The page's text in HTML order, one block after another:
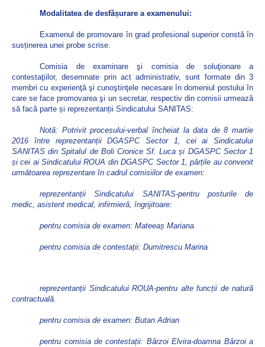
Modalitatea de desfășurare a examenului:
Examenul de promovare în grad profesional superior constă în
susținerea unei probe scrise.
Comisia de examinare şi comisia de soluţionare a
contestaţiilor, desemnate prin act administrativ, sunt formate din 3
membri cu experienţă şi cunoştinţele necesare în domeniul postului în
care se face promovarea şi un secretar, respectiv din comisii urmează
să facă parte și reprezentanții Sindicatului SANITAS:
Notă: Potrivit procesului-verbal încheiat la data de 8 martie
2016 între reprezentanții DGASPC Sector 1, cei ai Sindicatului
SANITAS din Spitalul de Boli Cronice Sf. Luca și DGASPC Sector 1
și cei ai Sindicatului ROUA din DGASPC Sector 1, părțile au convenit
următoarea reprezentare în cadrul comisiilor de examen:
reprezentanții Sindicatului SANITAS-pentru posturile de
medic, asistent medical, infirmieră, îngrijitoare:
pentru comisia de examen: Mateeaș Mariana
pentru comisia de contestații: Dumitrescu Marina
reprezentanții Sindicatului ROUA-pentru alte funcții de natură
contractuală.
pentru comisia de examen: Butan Adrian
pentru comisia de contestații: Bârzoi Elvira-doamna Bârzoi a